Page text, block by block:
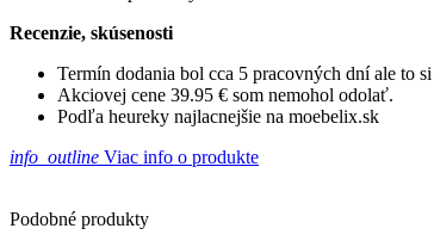
Recenzie, skúsenosti
Termín dodania bol cca 5 pracovných dní ale to
Akciovej cene 39.95 € som nemohol odolať.
Podľa heureky najlacnejšie na moebelix.sk
info_outline Viac info o produkte
Podobné produkty